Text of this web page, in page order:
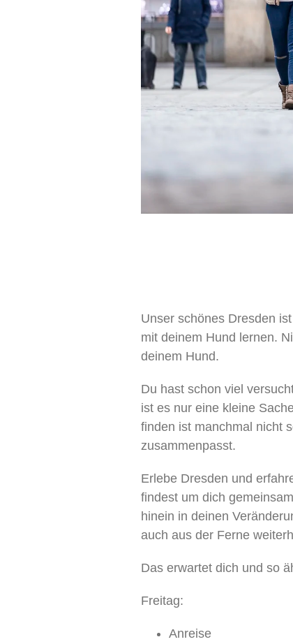
Unser schönes Dresden
mit deinem Hund lernen.
deinem Hund.
Du hast schon viel
ist es nur eine kleine
finden ist manchmal nicht
zusammenpasst.
Erlebe Dresden und
findest um dich
hinein in deinen
auch aus der Ferne
Das erwartet dich und so
Freitag:
Anreise